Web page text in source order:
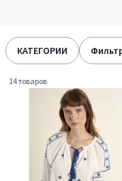
КАТЕГОРИИ
14 товаров